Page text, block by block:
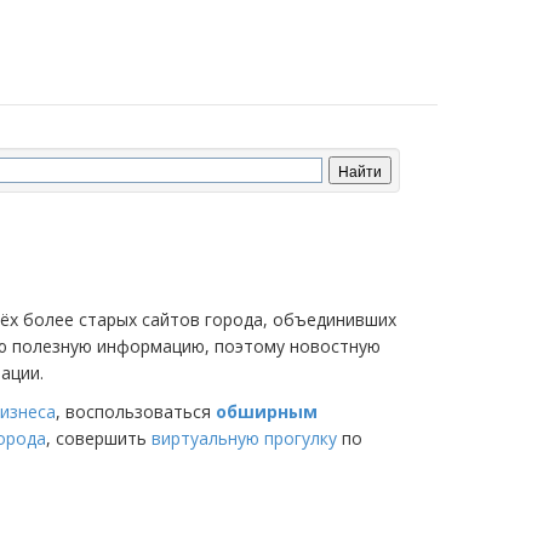
более старых сайтов города, объединивших
полезную информацию, поэтому новостную
, воспользоваться обширным
, совершить виртуальную прогулку по